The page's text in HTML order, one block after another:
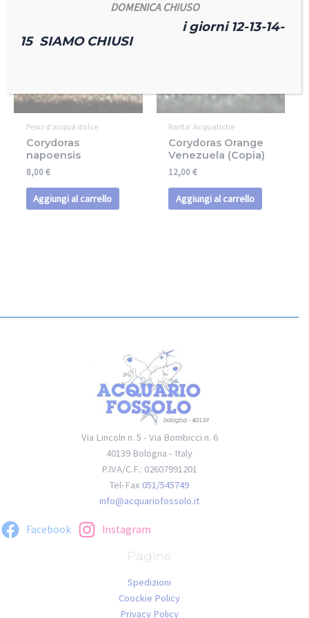
Pesci d'acqua dolce
Corydoras
napoensis
8,00€
Aggiungi al carrello
Rarita' Acquatiche
Corydoras Orange
Venezuela (Copia)
12,00€
Aggiungi al carrello
Via Lincoln n. 5 - Via Bombicci n. 6
40139 Bologna - Italy
P.IVA/C.F.: 02607991201
Tel-Fax 051/545749
info@acquariofossolo.it
Facebook Instagram
Pagine
Spedizioni
Coockie Policy
Privacy Policy
DOMENICA CHIUSO
i giorni 12-13-14-
15 SIAMO CHIUSI